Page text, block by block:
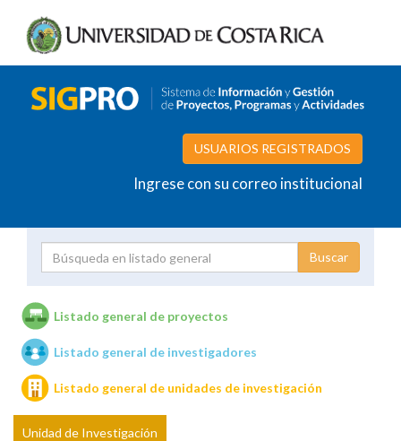
USUARIOS REGISTRADOS
Ingrese con su correo institucional
Unidades de investigación
Listado general de proyectos
Listado general de investigadores
Listado general de unidades de investigación
Unidad de Investigación